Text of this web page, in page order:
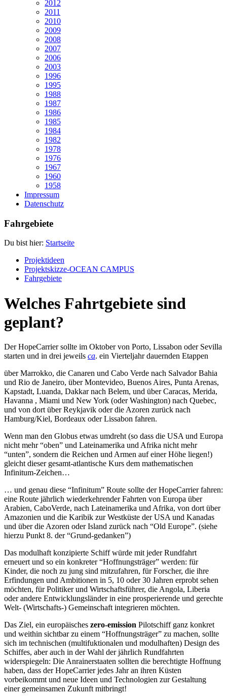
2012
2011
2010
2009
2008
2007
2006
2003
1996
1995
1988
1987
1986
1985
1984
1982
1978
1976
1967
1960
1958
Impressum
Datenschutz
Fahrgebiete
Du bist hier: Startseite
Projektideen
Projektskizze-OCEAN CAMPUS
Fahrgebiete
Welches Fahrtgebiete sind
geplant?
Der HopeCarrier sollte im Oktober von Porto, Lissabon oder Sevilla
starten und in drei jeweils ca. ein Vierteljahr dauernden Etappen
über Marrokko, die Canaren und Cabo Verde nach Salvador Bahia
und Rio de Janeiro, über Montevideo, Buenos Aires, Punta Arenas,
Kapstadt, Luanda, Dakkar nach Belem, und über Caracas, Merida,
Havanna , Miami und New York (oder Washington) nach Quebec,
und von dort über Reykjavik oder die Azoren zurück nach
Hamburg/Kiel, Bordeaux oder Lissabon fahren.
Wenn man den Globus etwas umdreht (so dass die USA und Europa
nicht mehr “oben” und Lateinamerika und Afrika nicht mehr
“unten”, sondern die Reichen und Armen auf einer Höhe liegen!)
gleicht dieser gesamt-atlantische Kurs dem mathematischen
Infinitum-Zeichen…
… und genau diese “Infinitum” Route sollte der HopeCarrier fahren:
eine Route jährlich wiederkehrender Fahrten von Europa über
Arabien, CaboVerde, nach Lateinamerika und Afrika, von dort über
Amazonien und die Karibik zur Westküste derUSA und Kanadas
und über die Azoren oder Island zurück nach “Old Europe”. (siehe
hierzu Punkt 8. der “Grund-gedanken”)
Das modulhaft konzipierte Schiff würde mit jeder Rundfahrt
erneuert und so ein konkreter “Hoffnungsträger” werden: für
Kinder, die noch zu jung sind mitzufahren, für Forscher, die ihre
Erfindungen und Ambitionen in 5, 10 oder 30 Jahren erprobt sehen
möchten, für Politiker und Wirtschaftsführer, die Angola, Liberia
oder andere Entwicklungsländer in eine prosperierende und gerechte
Welt- (Wirtschafts-) Gemeinschaft integrieren möchten.
Das Ziel, ein europäisches zero-emission Pilotschiff ganz konkret
und weithin sichtbar zu einem “Hoffnungsträger” zu machen, sollte
sich im technischen (multifuktionalen und modulhaften) Design des
Schiffes, aber auch in der Wahl der jährlich Rundfahrten
widerspiegeln: Die Anrainerstaaten sollten die berechtigte Hoffnung
haben, dass der HopeCarrier jedes Jahr an ihren Küsten
vorbeikommt und neue Ideen und Technologien zur Gestaltung
einer gemeinsamen Zukunft mitbringt!